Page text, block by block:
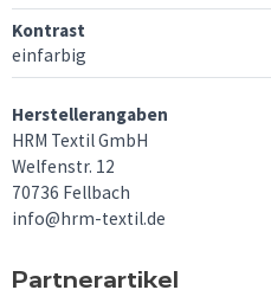
Kontrast
einfarbig
Herstellerangaben
HRM Textil GmbH
Welfenstr. 12
70736 Fellbach
info@hrm-textil.de
Partnerartikel